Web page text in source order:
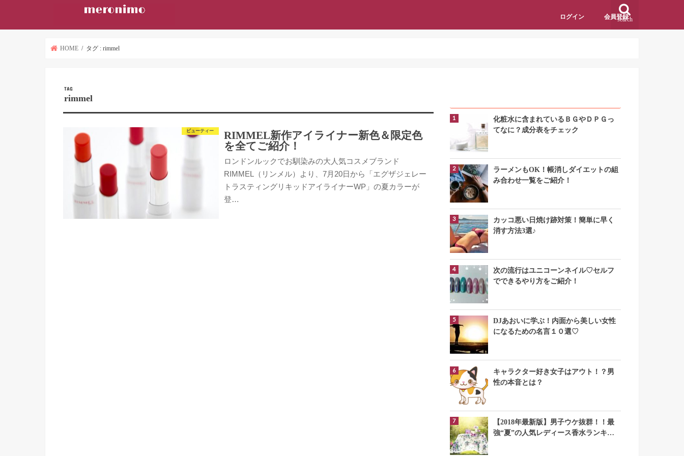
search
ログイン 会員登録
HOME タグ : rimmel
TAG
rimmel
ビューティー
RIMMEL新作アイライナー新色＆限定色
を全てご紹介！
ロンドンルックでお馴染みの大人気コスメブランド
RIMMEL（リンメル）より、7月20日から「エグザジェレー
トラスティングリキッドアイライナーWP」の夏カラーが
登…
化粧水に含まれているＢＧやＤＰＧっ
てなに？成分表をチェック
ラーメンもOK！帳消しダイエットの組
み合わせ一覧をご紹介！
カッコ悪い日焼け跡対策！簡単に早く
消す方法3選♪
次の流行はユニコーンネイル♡セルフ
でできるやり方をご紹介！
DJあおいに学ぶ！内面から美しい女性
になるための名言１０選♡
キャラクター好き女子はアウト！？男
性の本音とは？
【2018年最新版】男子ウケ抜群！！最
強“夏”の人気レディース香水ランキン